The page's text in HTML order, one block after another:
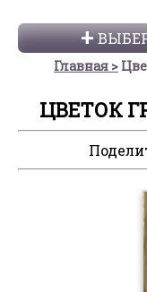
Главная
ЦВЕТОК